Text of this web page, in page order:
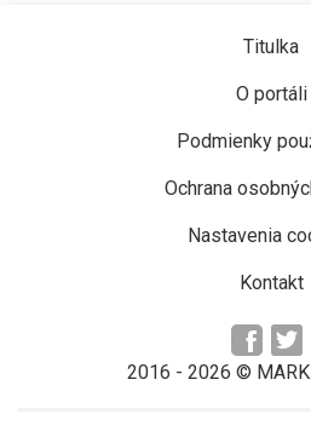
Titulka
O portáli
Podmienky
Ochrana
Nastavenia
Kontakt
2016 - 2026 © MARK